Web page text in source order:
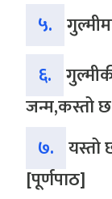
५.
६.
जन्म,कस्तो
७. यस्तो
[पूर्णपाठ]